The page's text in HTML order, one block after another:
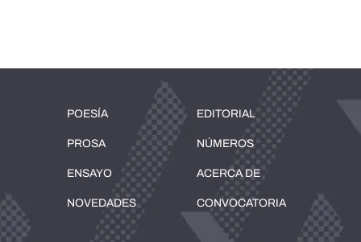
POESÍA
PROSA
ENSAYO
NOVEDADES
EDITORIAL
NÚMEROS
ACERCA DE
CONVOCATORIA